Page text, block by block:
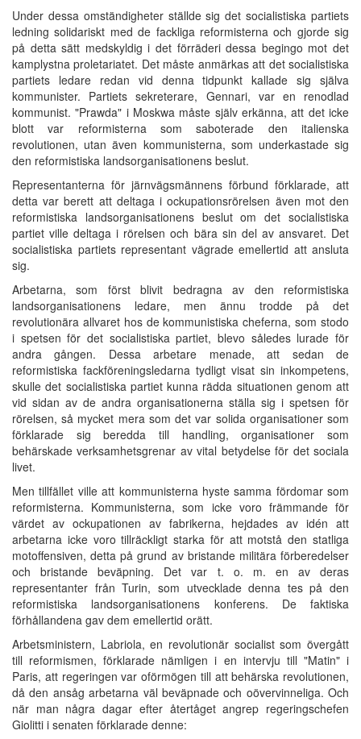
Under dessa omständigheter ställde sig det socialistiska partiets
ledning solidariskt med de fackliga reformisterna och gjorde sig
på detta sätt medskyldig i det förräderi dessa begingo mot det
kamplystna proletariatet. Det måste anmärkas att det socialistiska
partiets ledare redan vid denna tidpunkt kallade sig själva
kommunister. Partiets sekreterare, Gennari, var en renodlad
kommunist. "Prawda" i Moskwa måste själv erkänna, att det icke
blott var reformisterna som saboterade den italienska
revolutionen, utan även kommunisterna, som underkastade sig
den reformistiska landsorganisationens beslut.
Representanterna för järnvägsmännens förbund förklarade, att
detta var berett att deltaga i ockupationsrörelsen även mot den
reformistiska landsorganisationens beslut om det socialistiska
partiet ville deltaga i rörelsen och bära sin del av ansvaret. Det
socialistiska partiets representant vägrade emellertid att ansluta
sig.
Arbetarna, som först blivit bedragna av den reformistiska
landsorganisationens ledare, men ännu trodde på det
revolutionära allvaret hos de kommunistiska cheferna, som stodo
i spetsen för det socialistiska partiet, blevo således lurade för
andra gången. Dessa arbetare menade, att sedan de
reformistiska fackföreningsledarna tydligt visat sin inkompetens,
skulle det socialistiska partiet kunna rädda situationen genom att
vid sidan av de andra organisationerna ställa sig i spetsen för
rörelsen, så mycket mera som det var solida organisationer som
förklarade sig beredda till handling, organisationer som
behärskade verksamhetsgrenar av vital betydelse för det sociala
livet.
Men tillfället ville att kommunisterna hyste samma fördomar som
reformisterna. Kommunisterna, som icke voro främmande för
värdet av ockupationen av fabrikerna, hejdades av idén att
arbetarna icke voro tillräckligt starka för att motstå den statliga
motoffensiven, detta på grund av bristande militära förberedelser
och bristande beväpning. Det var t. o. m. en av deras
representanter från Turin, som utvecklade denna tes på den
reformistiska landsorganisationens konferens. De faktiska
förhållandena gav dem emellertid orätt.
Arbetsministern, Labriola, en revolutionär socialist som övergått
till reformismen, förklarade nämligen i en intervju till "Matin" i
Paris, att regeringen var oförmögen till att behärska revolutionen,
då den ansåg arbetarna väl beväpnade och oövervinneliga. Och
när man några dagar efter återtåget angrep regeringschefen
Giolitti i senaten förklarade denne: